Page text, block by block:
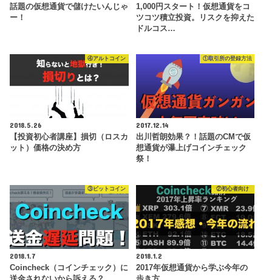
話題の仮想通貨で儲けたいんじゃ
ー！
1,000円スタート！仮想通貨をコ
ツコツ積立投資。リスクを抑えた
ドルコス…
④アルトコイン
2018.5.26
【投資初心者講座】損切（ロスカ
ット）価格の決め方
①取引所の登録方法
2017.12.14
出川哲朗効果？！話題のCMで仮
想通貨が瀑上げコインチェック
祭！
③ビットコイン
2018.1.7
Coincheck（コインチェック）に
②初心者向け
2018.1.2
2017年仮想通貨から学ぶ今年の